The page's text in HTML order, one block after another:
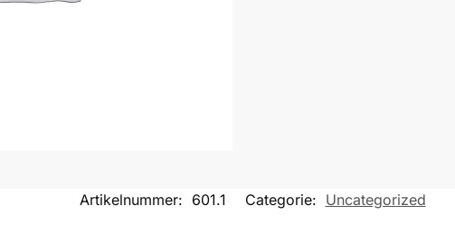
Artikelnummer: 601.1 Categorie: Uncategorized